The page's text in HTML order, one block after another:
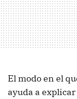
El modo en el
ayuda a